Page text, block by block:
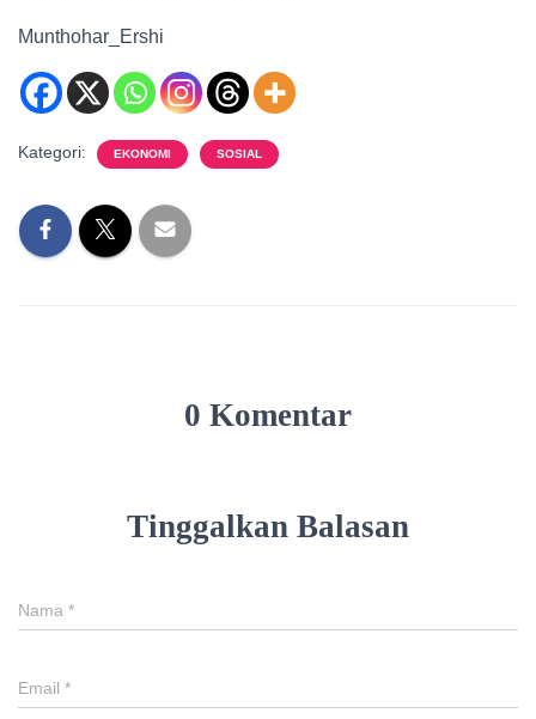
Munthohar_Ershi
Kategori: EKONOMI SOSIAL
0 Komentar
Tinggalkan Balasan
Nama *
Email *